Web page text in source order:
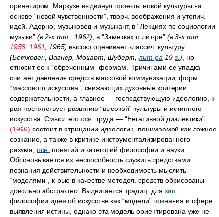
ориентиром. Маркузе выдвинул проекты новой культуры на
основе “новой чувственности”, творч. воображения и утопич.
идей. Адорно, музыковед и музыкант, в “Лекциях по социологии
музыки” (в 2-х тт., 1962) , в “Заметках о лит-ре” (в 3-х тт.,
1958
1961 , 1965) высоко оценивает классич. культуру
(Бетховен, Вагнер, Моцарт, Шуберт, лит-ра 19 в. ) , но
относит ее к “обреченным” формам. Причинами ее упадка
считает давление средств массовой коммуникации, форм
“массового искусства”, снижающих духовные критерии
содержательности, а главное — господствующую идеологию, к-
рая препятствует развитию “высокой” культуры и истинного
искусства. Смысл его осн. труда — “Негативной диалектики”
(1966) состоит в отрицании идеологии, понимаемой как ложное
сознание, а также в критике инструментализированного
разума, осн.
понятий и категорий философии и науки.
Обосновывается их неспособность служить средствами
познания действительности и необходимость мыслить
“моделями”, к-рые в качестве методол. средств обрисованы
довольно абстрактно. Выдвигается традиц. для зап.
философии идея об искусстве как “модели” познания и сфере
выявления истины, однако эта модель ориентирована уже не